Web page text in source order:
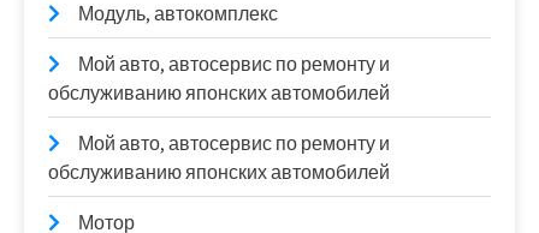
Модуль, автокомплекс
Мой авто, автосервис по ремонту и
обслуживанию японских автомобилей
Мой авто, автосервис по ремонту и
обслуживанию японских автомобилей
Мотор